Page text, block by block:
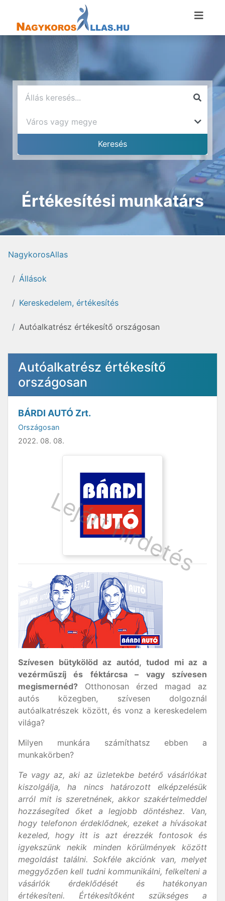
Értékesítési munkatárs
NagykorosAllas
Állások
Kereskedelem, értékesítés
Autóalkatrész értékesítő országosan
Autóalkatrész értékesítő
országosan
BÁRDI AUTÓ Zrt.
Országosan
2022. 08. 08.
Szívesen bütykölöd az autód, tudod mi az a
vezérműszíj és féktárcsa – vagy szívesen
megismernéd? Otthonosan érzed magad az
autós közegben, szívesen dolgoznál
autóalkatrészek között, és vonz a kereskedelem
világa?
Milyen munkára számíthatsz ebben a
munkakörben?
Te vagy az, aki az üzletekbe betérő vásárlókat
kiszolgálja, ha nincs határozott elképzelésük
arról mit is szeretnének, akkor szakértelmeddel
hozzásegíted őket a legjobb döntéshez. Van,
hogy telefonon érdeklődnek, ezeket a hívásokat
kezeled, hogy itt is azt érezzék fontosok és
igyekszünk nekik minden körülmények között
megoldást találni. Sokféle akciónk van, melyet
meggyőzően kell tudni kommunikálni, felkelteni a
vásárlók érdeklődését és hatékonyan
értékesíteni. Értékesítőként szükséges a